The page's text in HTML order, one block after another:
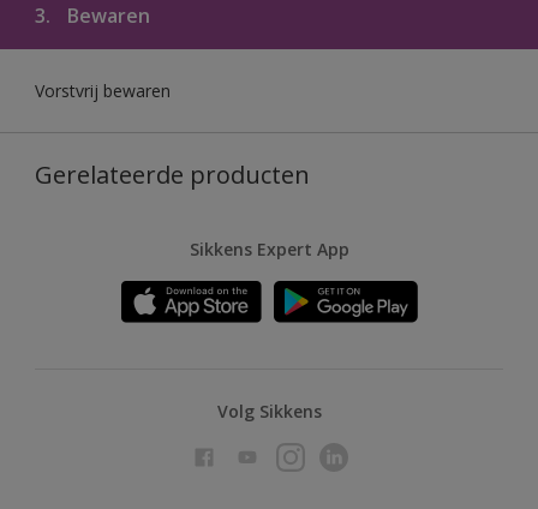
3. Bewaren
Vorstvrij bewaren
Gerelateerde producten
Sikkens Expert App
Volg Sikkens